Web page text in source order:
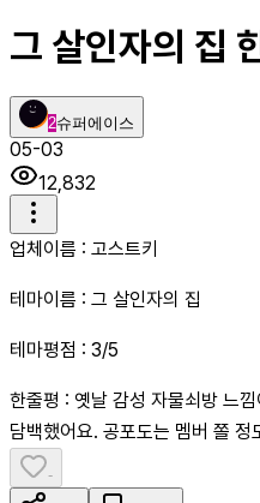
그 살인자의 집
2슈퍼에이스
05-03
12,832
업체이름 : 고스트키
테마이름 : 그 살인자의 집
테마평점 : 3/5
한줄평 : 옛날 감성 자물쇠방 느
담백했어요. 공포도는 멤버 쫄 정
-